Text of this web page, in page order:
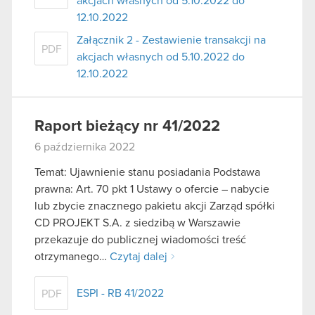
12.10.2022
PDF
Załącznik 2 - Zestawienie transakcji na
akcjach własnych od 5.10.2022 do
12.10.2022
Raport bieżący nr 41/2022
6 października 2022
Temat: Ujawnienie stanu posiadania Podstawa
prawna: Art. 70 pkt 1 Ustawy o ofercie – nabycie
lub zbycie znacznego pakietu akcji Zarząd spółki
CD PROJEKT S.A. z siedzibą w Warszawie
przekazuje do publicznej wiadomości treść
otrzymanego… Czytaj dalej
PDF ESPI - RB 41/2022